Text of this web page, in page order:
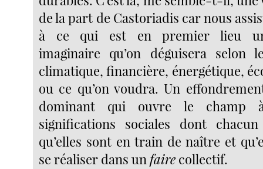
de la part de Castoriadis car nous
à ce qui est en premier lieu
imaginaire qu’on déguisera selon
climatique, financière, énergétique,
ou ce qu’on voudra. Un
dominant qui ouvre le champ
significations sociales dont
qu’elles sont en train de naître et
se réaliser dans unfaire collectif.